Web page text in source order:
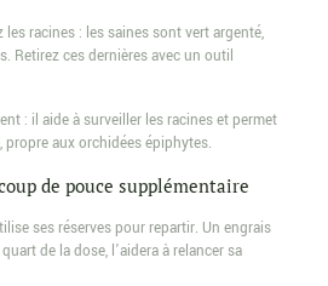
racines : les saines sont vert argenté,
Retirez ces dernières avec un outil
: il aide à surveiller les racines et permet
aux orchidées épiphytes.
de pouce supplémentaire
ses réserves pour repartir. Un engrais
de la dose, l’aidera à relancer sa